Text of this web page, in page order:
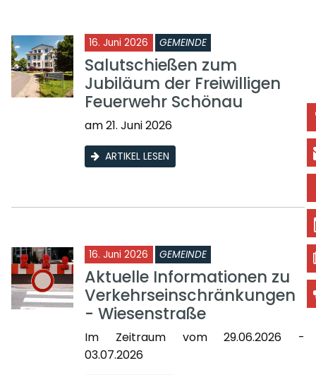
16. Juni 2026 GEMEINDE
Salutschießen zum
Jubiläum der Freiwilligen
Feuerwehr Schönau
am 21. Juni 2026
ARTIKEL LESEN
16. Juni 2026 GEMEINDE
Aktuelle Informationen zu
Verkehrseinschränkungen
- Wiesenstraße
Im Zeitraum vom 29.06.2026 -
03.07.2026